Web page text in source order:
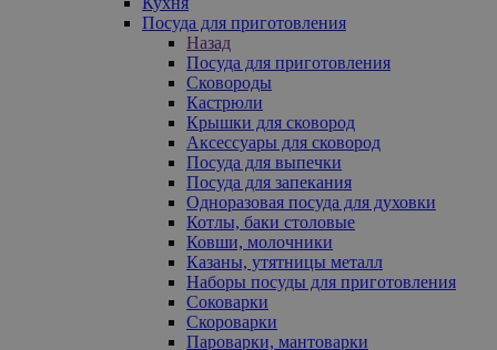
Посуда для приготовления
Назад
Посуда для приготовления
Сковороды
Кастрюли
Крышки для сковород
Аксессуары для сковород
Посуда для выпечки
Посуда для запекания
Одноразовая посуда для духовки
Котлы, баки столовые
Ковши, молочники
Казаны, утятницы металл
Наборы посуды для приготовления
Соковарки
Скороварки
Пароварки, мантоварки